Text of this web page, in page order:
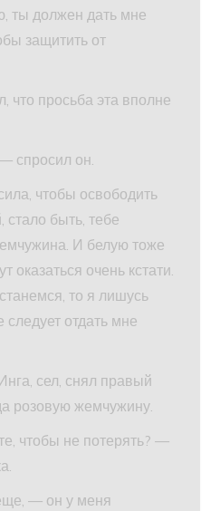
ты должен дать мне
защитить от
что просьба эта вполне
спросил он.
чтобы освободить
быть, тебе
И белую тоже
оказаться очень кстати.
то я лишусь
отдать мне
сел, снял правый
розовую жемчужину.
чтобы не потерять? —
— он у меня